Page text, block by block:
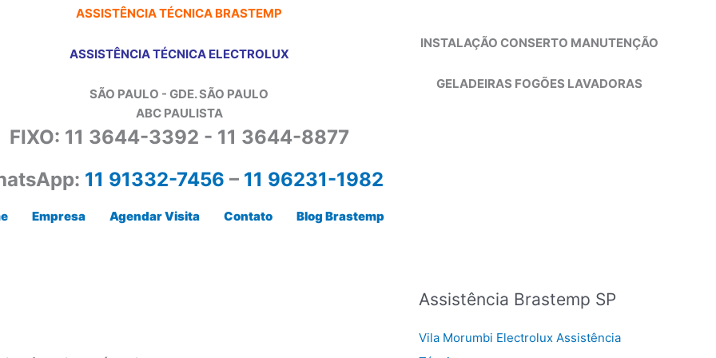
ASSISTÊNCIA TÉCNICA BRASTEMP
ASSISTÊNCIA TÉCNICA ELECTROLUX
SÃO PAULO - GDE. SÃO PAULO
ABC PAULISTA
INSTALAÇÃO CONSERTO MANUTENÇÃO
GELADEIRAS FOGÕES LAVADORAS
FIXO: 11 3644-3392 - 11 3644-8877
11 91332-7456 – 11 96231-1982
Empresa Agendar Visita Contato Blog Brastemp
Assistência Brastemp SP
Vila Morumbi Electrolux Assistência